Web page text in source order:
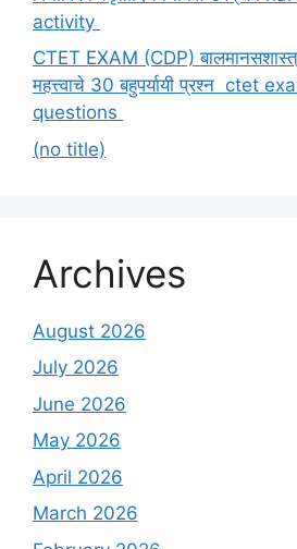
activity
CTET EXAM (CDP)
महत्त्वाचे 30 बहुपर्यायी प्रश्न ctet
questions
(no title)
Archives
August 2026
July 2026
June 2026
May 2026
April 2026
March 2026